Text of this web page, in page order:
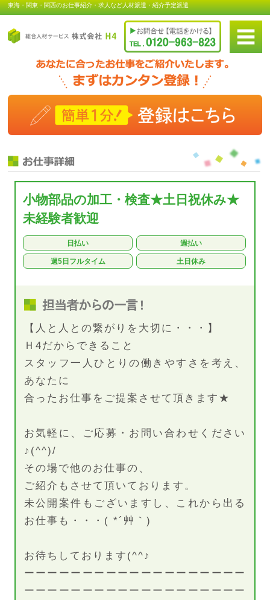
東海・関東・関西のお仕事紹介・求人など人材派遣・紹介予定派遣
小物部品の加工・検査★土日祝休み★
未経験者歓迎
日払い 週払い
週5日フルタイム 土日休み
【人と人との繋がりを大切に・・・】
Ｈ4だからできること
スタッフ一人ひとりの働きやすさを考え、
あなたに
合ったお仕事をご提案させて頂きます★
お気軽に、ご応募・お問い合わせください
♪(^^)/
その場で他のお仕事の、
ご紹介もさせて頂いております。
未公開案件もございますし、これから出る
お仕事も・・・( *´艸｀)
お待ちしております(^^♪
ーーーーーーーーーーーーーーーーーーー
ーーーーーーーーーーーーーーーーーーー